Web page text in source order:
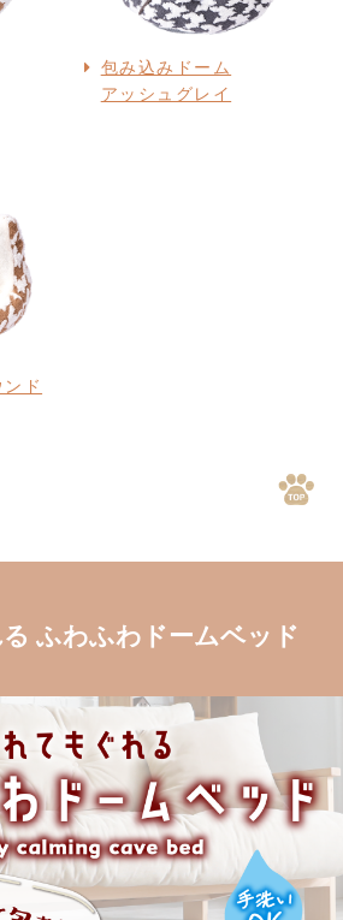
包み込みドーム
アッシュグレイ
ド
ふわふわドームベッド